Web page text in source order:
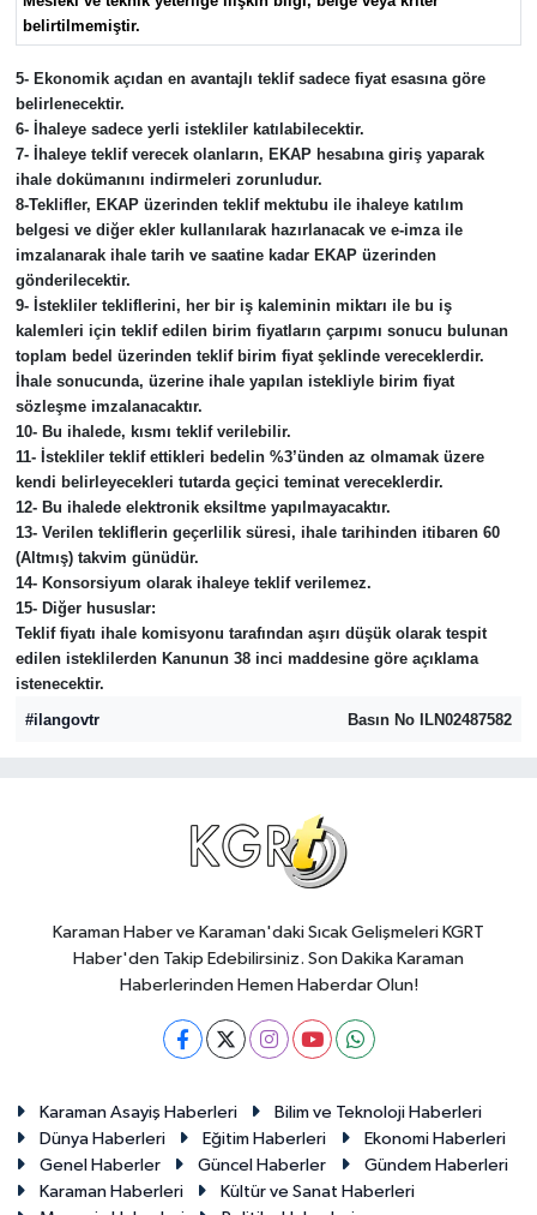
belirtilmemiştir.
5- Ekonomik açıdan en avantajlı teklif sadece fiyat esasına göre
belirlenecektir.
6- İhaleye sadece yerli istekliler katılabilecektir.
7- İhaleye teklif verecek olanların, EKAP hesabına giriş yaparak
ihale dokümanını indirmeleri zorunludur.
8-Teklifler, EKAP üzerinden teklif mektubu ile ihaleye katılım
belgesi ve diğer ekler kullanılarak hazırlanacak ve e-imza ile
imzalanarak ihale tarih ve saatine kadar EKAP üzerinden
gönderilecektir.
9- İstekliler tekliflerini, her bir iş kaleminin miktarı ile bu iş
kalemleri için teklif edilen birim fiyatların çarpımı sonucu bulunan
toplam bedel üzerinden teklif birim fiyat şeklinde vereceklerdir.
İhale sonucunda, üzerine ihale yapılan istekliyle birim fiyat
sözleşme imzalanacaktır.
10- Bu ihalede, kısmı teklif verilebilir.
11- İstekliler teklif ettikleri bedelin %3’ünden az olmamak üzere
kendi belirleyecekleri tutarda geçici teminat vereceklerdir.
12- Bu ihalede elektronik eksiltme yapılmayacaktır.
13- Verilen tekliflerin geçerlilik süresi, ihale tarihinden itibaren 60
(Altmış) takvim günüdür.
14- Konsorsiyum olarak ihaleye teklif verilemez.
15- Diğer hususlar:
Teklif fiyatı ihale komisyonu tarafından aşırı düşük olarak tespit
edilen isteklilerden Kanunun 38 inci maddesine göre açıklama
istenecektir.
#ilangovtr
Basın No ILN02487582
Karaman Haber ve Karaman'daki Sıcak Gelişmeleri KGRT
Haber'den Takip Edebilirsiniz. Son Dakika Karaman
Haberlerinden Hemen Haberdar Olun!
Karaman Asayiş Haberleri
Bilim ve Teknoloji Haberleri
Dünya Haberleri
Eğitim Haberleri
Ekonomi Haberleri
Genel Haberler
Güncel Haberler
Gündem Haberleri
Karaman Haberleri
Kültür ve Sanat Haberleri